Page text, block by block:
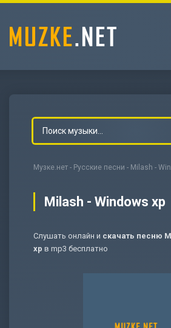
Музке.нет - Русские песни - Milash -
Milash - Windows xp
Слушать онлайн и скачать песню
xp в mp3 бесплатно